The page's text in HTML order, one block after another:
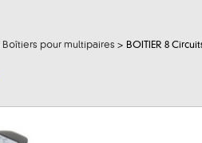
Boîtiers pour multipaires > BOITIER 8